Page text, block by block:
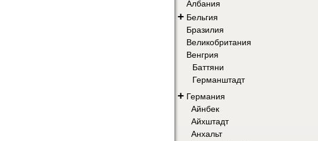
Албания
+ Бельгия
Бразилия
Великобритания
Венгрия
Баттяни
Германштадт
+ Германия
Айнбек
Айхштадт
Анхальт